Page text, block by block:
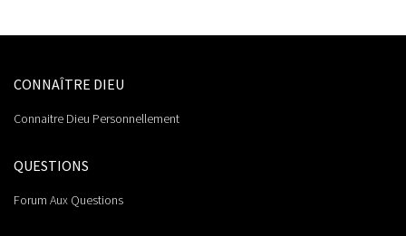
CONNAÎTRE DIEU
Connaitre Dieu Personnellement
QUESTIONS
Forum Aux Questions